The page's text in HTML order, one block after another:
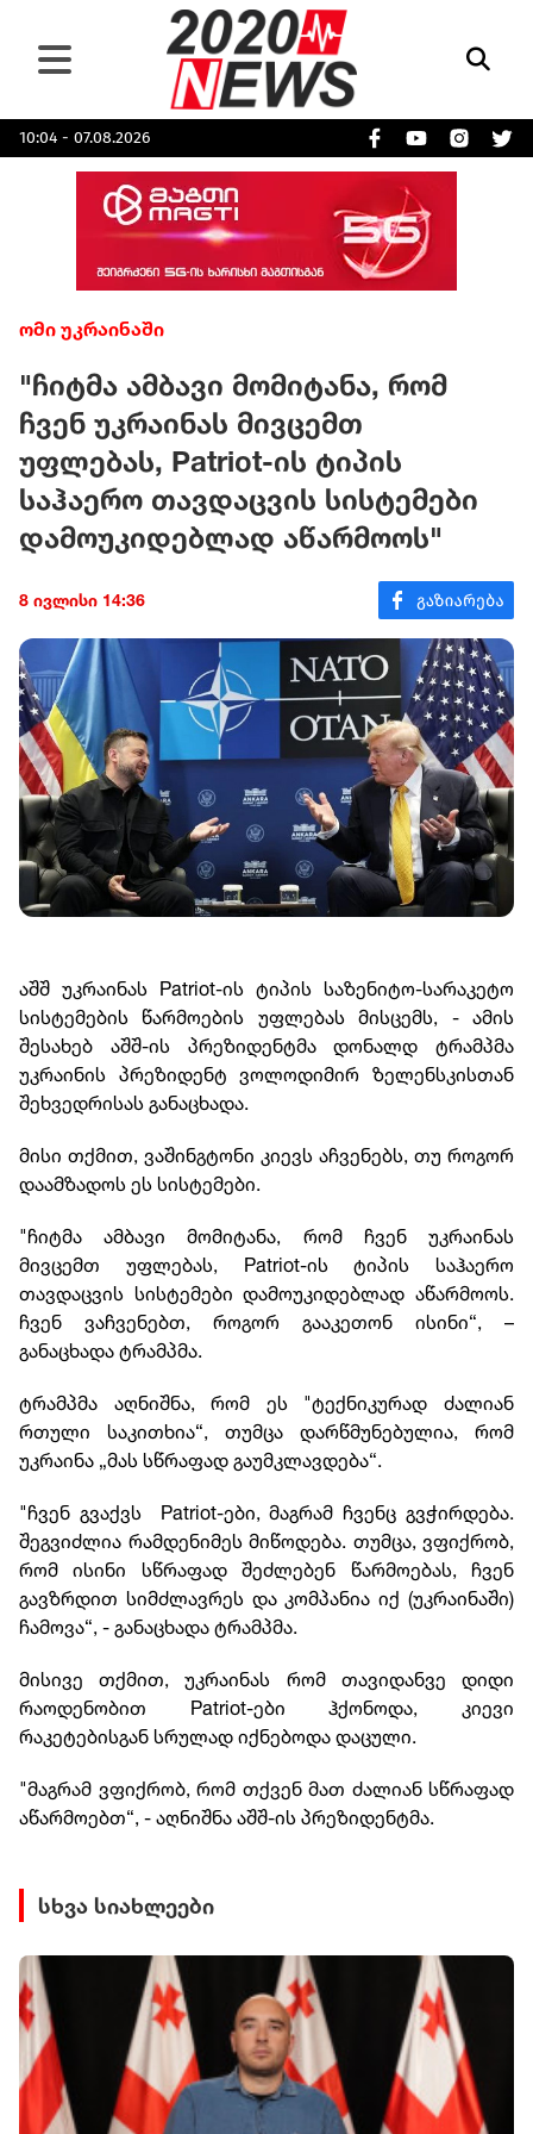
10:04 - 07.08.2026
ომი უკრაინაში
"ჩიტმა ამბავი მომიტანა, რომ
ჩვენ უკრაინას მივცემთ
უფლებას, Patriot-ის ტიპის
საჰაერო თავდაცვის სისტემები
დამოუკიდებლად აწარმოოს"
8 ივლისი 14:36
აშშ უკრაინას Patriot-ის ტიპის საზენიტო-სარაკეტო
სისტემების წარმოების უფლებას მისცემს, - ამის
შესახებ აშშ-ის პრეზიდენტმა დონალდ ტრამპმა
უკრაინის პრეზიდენტ ვოლოდიმირ ზელენსკისთან
შეხვედრისას განაცხადა.
მისი თქმით, ვაშინგტონი კიევს აჩვენებს, თუ როგორ
დაამზადოს ეს სისტემები.
"ჩიტმა ამბავი მომიტანა, რომ ჩვენ უკრაინას
მივცემთ უფლებას, Patriot-ის ტიპის საჰაერო
თავდაცვის სისტემები დამოუკიდებლად აწარმოოს.
ჩვენ ვაჩვენებთ, როგორ გააკეთონ ისინი“, –
განაცხადა ტრამპმა.
ტრამპმა აღნიშნა, რომ ეს "ტექნიკურად ძალიან
რთული საკითხია“, თუმცა დარწმუნებულია, რომ
უკრაინა „მას სწრაფად გაუმკლავდება“.
"ჩვენ გვაქვს Patriot-ები, მაგრამ ჩვენც გვჭირდება.
შეგვიძლია რამდენიმეს მიწოდება. თუმცა, ვფიქრობ,
რომ ისინი სწრაფად შეძლებენ წარმოებას, ჩვენ
გავზრდით სიმძლავრეს და კომპანია იქ (უკრაინაში)
ჩამოვა“, - განაცხადა ტრამპმა.
მისივე თქმით, უკრაინას რომ თავიდანვე დიდი
რაოდენობით Patriot-ები ჰქონოდა, კიევი
რაკეტებისგან სრულად იქნებოდა დაცული.
"მაგრამ ვფიქრობ, რომ თქვენ მათ ძალიან სწრაფად
აწარმოებთ“, - აღნიშნა აშშ-ის პრეზიდენტმა.
სხვა სიახლეები